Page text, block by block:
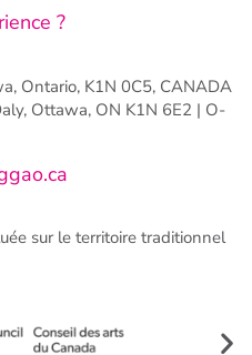
?
Ontario, K1N 0C5, CANADA
Ottawa, ON K1N 6E2 | O-
sur le territoire traditionnel